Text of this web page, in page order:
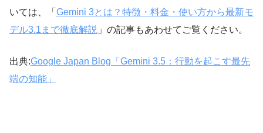
いては、「 Gemini 3とは？特徴・料金・使い方から最新モ
デル3.1まで徹底解説 」の記事もあわせてご覧ください。
出典:Google Japan Blog「Gemini 3.5：行動を起こす最先
端の知能」